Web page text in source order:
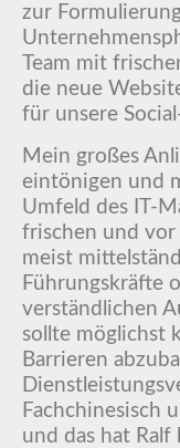
zur
Team mit
die neue
für unsere
Mein großes
eintönigen und
Umfeld des IT-
frischen und vor
meist
Führungskräfte
verständlichen
sollte möglichst
Barrieren
Fachchinesisch
und das hat